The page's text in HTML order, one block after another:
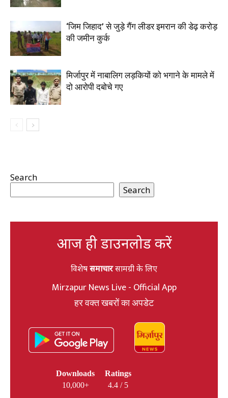
‘जिम जिहाद’ से जुड़े गैंग लीडर इमरान की डेढ़ करोड़
की जमीन कुर्क
मिर्जापुर में नाबालिग लड़कियों को भगाने के मामले में
दो आरोपी दबोचे गए
Search
Search
आज ही डाउनलोड करें
विशेषसमाचारसामग्री के लिए
Mirzapur News Live - Official App
हर वक्त खबरों का अपडेट
Downloads
10,000+
Ratings
4.4 / 5